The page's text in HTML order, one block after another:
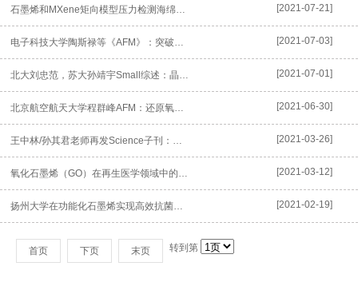
[2021-07-21]
石墨烯和MXene矩向模型压力检测海绵压力传感器阵列
[2021-07-03]
电子科技大学陶斯禄等《AFM》：突破响应率瓶颈！石墨烯/有机近红外...
[2021-07-01]
北大刘忠范，苏大孙靖宇Small综述：晶圆尺寸石墨烯薄膜的可控制备...
[2021-06-30]
北京航空航天大学程群峰AFM：还原氧化石墨烯功能化蚕丝纤维
[2021-03-26]
王中林/孙其君老师再发Science子刊：基于石墨烯/二硫化钼异质...
[2021-03-12]
氧化石墨烯（GO）在再生医学领域中的应用
[2021-02-19]
扬州大学在功能化石墨烯实现高效抗菌研究获重大进展
首页 下页 末页 转到第